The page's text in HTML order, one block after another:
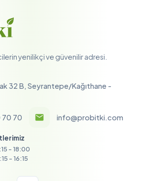
yenilikçi ve güvenilir adresi.
32 B, Seyrantepe/Kağıthane -
70 70 info@probitki.com
- 18:00
- 16:15